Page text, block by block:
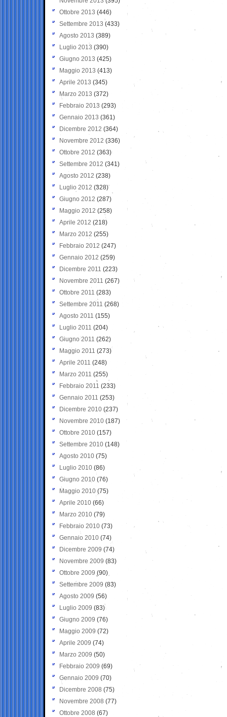
Ottobre 2013 (446)
Settembre 2013 (433)
Agosto 2013 (389)
Luglio 2013 (390)
Giugno 2013 (425)
Maggio 2013 (413)
Aprile 2013 (345)
Marzo 2013 (372)
Febbraio 2013 (293)
Gennaio 2013 (361)
Dicembre 2012 (364)
Novembre 2012 (336)
Ottobre 2012 (363)
Settembre 2012 (341)
Agosto 2012 (238)
Luglio 2012 (328)
Giugno 2012 (287)
Maggio 2012 (258)
Aprile 2012 (218)
Marzo 2012 (255)
Febbraio 2012 (247)
Gennaio 2012 (259)
Dicembre 2011 (223)
Novembre 2011 (267)
Ottobre 2011 (283)
Settembre 2011 (268)
Agosto 2011 (155)
Luglio 2011 (204)
Giugno 2011 (262)
Maggio 2011 (273)
Aprile 2011 (248)
Marzo 2011 (255)
Febbraio 2011 (233)
Gennaio 2011 (253)
Dicembre 2010 (237)
Novembre 2010 (187)
Ottobre 2010 (157)
Settembre 2010 (148)
Agosto 2010 (75)
Luglio 2010 (86)
Giugno 2010 (76)
Maggio 2010 (75)
Aprile 2010 (66)
Marzo 2010 (79)
Febbraio 2010 (73)
Gennaio 2010 (74)
Dicembre 2009 (74)
Novembre 2009 (83)
Ottobre 2009 (90)
Settembre 2009 (83)
Agosto 2009 (56)
Luglio 2009 (83)
Giugno 2009 (76)
Maggio 2009 (72)
Aprile 2009 (74)
Marzo 2009 (50)
Febbraio 2009 (69)
Gennaio 2009 (70)
Dicembre 2008 (75)
Novembre 2008 (77)
Ottobre 2008 (67)